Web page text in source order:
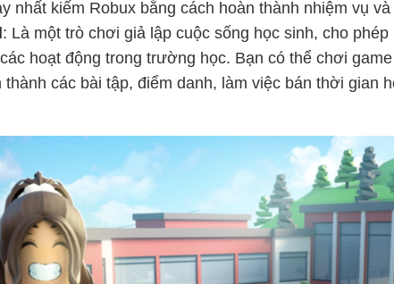
nhất kiếm Robux bằng cách hoàn thành nhiệm vụ
: Là một trò chơi giả lập cuộc sống học sinh, cho
hoạt động trong trường học. Bạn có thể chơi
thành các bài tập, điểm danh, làm việc bán thời gian